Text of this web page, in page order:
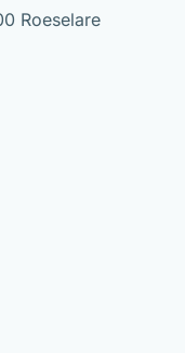
Roeselare